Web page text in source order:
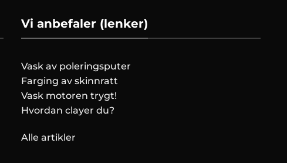
Vi anbefaler (lenker)
Vask av poleringsputer
Farging av skinnratt
Vask motoren trygt!
Hvordan clayer du?
Alle artikler